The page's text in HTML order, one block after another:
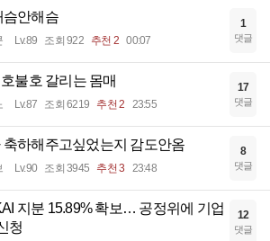
슴안해슴
Lv.89 조회 922 추천 2 00:07
1
댓글
호불호 갈리는 몸매
Lv.87 조회 6219 추천 2 23:55
17
댓글
축하해주고싶었는지 감도안옴
Lv.90 조회 3945 추천 3 23:48
8
댓글
지분 15.89% 확보… 공정위에 기업
청
12
댓글